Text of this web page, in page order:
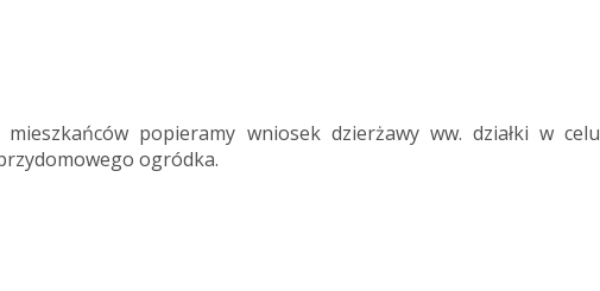
popieramy wniosek dzierżawy ww. działki w celu
ogródka.